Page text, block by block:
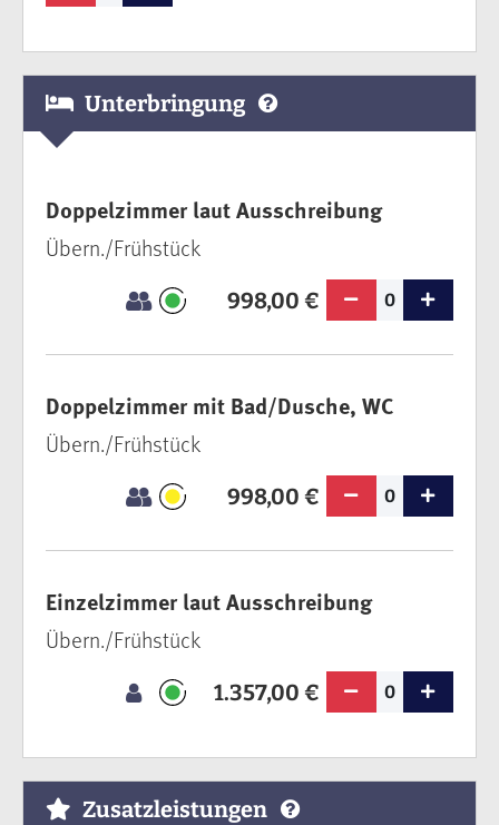
Unterbringung
Doppelzimmer laut Ausschreibung
998,00 € 0
Übern./Frühstück
Doppelzimmer mit Bad/Dusche, WC
998,00 € 0
Übern./Frühstück
Einzelzimmer laut Ausschreibung
1.357,00 € 0
Übern./Frühstück
Zusatzleistungen